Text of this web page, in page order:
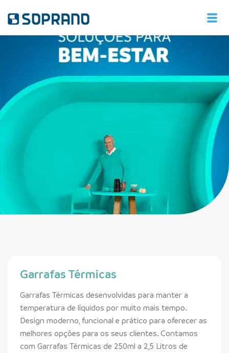
Garrafas Térmicas
Garrafas Térmicas desenvolvidas para manter a
temperatura de líquidos por muito mais tempo.
Design moderno, funcional e prático para oferecer as
melhores opções para os seus clientes. Contamos
com Garrafas Térmicas de 250ml a 2,5 Litros de